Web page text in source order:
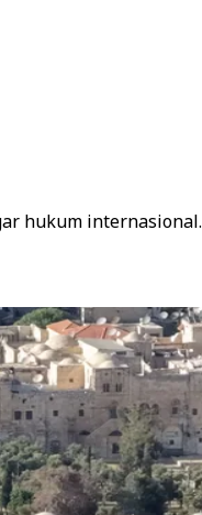
hukum internasional.